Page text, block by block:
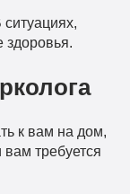
ситуациях,
здоровья.
к вам на дом,
вам требуется